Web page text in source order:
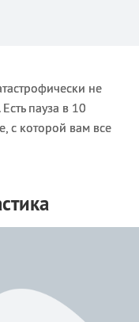
не
пауза в 10
с которой вам все